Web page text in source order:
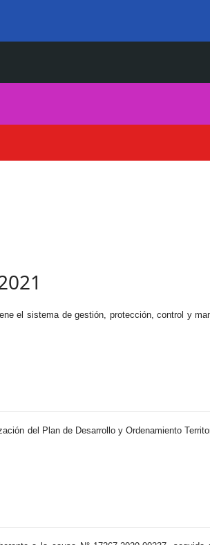
el sistema de gestión, protección, control y
del Plan de Desarrollo y Ordenamiento